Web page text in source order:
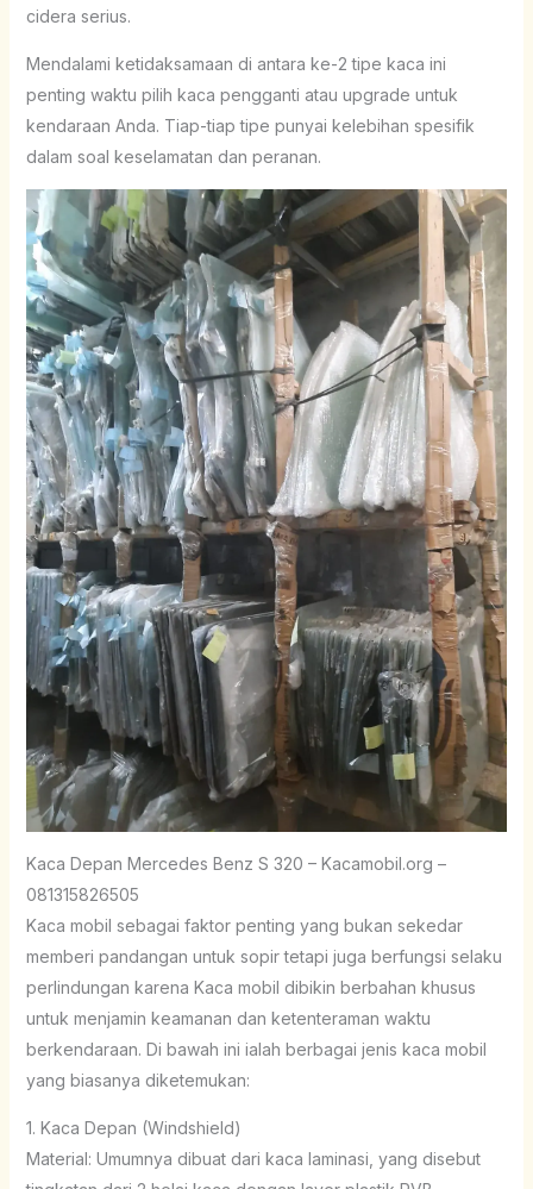
cidera serius.
Mendalami ketidaksamaan di antara ke-2 tipe kaca ini
penting waktu pilih kaca pengganti atau upgrade untuk
kendaraan Anda. Tiap-tiap tipe punyai kelebihan spesifik
dalam soal keselamatan dan peranan.
Kaca Depan Mercedes Benz S 320 – Kacamobil.org –
081315826505
Kaca mobil sebagai faktor penting yang bukan sekedar
memberi pandangan untuk sopir tetapi juga berfungsi selaku
perlindungan karena Kaca mobil dibikin berbahan khusus
untuk menjamin keamanan dan ketenteraman waktu
berkendaraan. Di bawah ini ialah berbagai jenis kaca mobil
yang biasanya diketemukan:
1. Kaca Depan (Windshield)
Material: Umumnya dibuat dari kaca laminasi, yang disebut